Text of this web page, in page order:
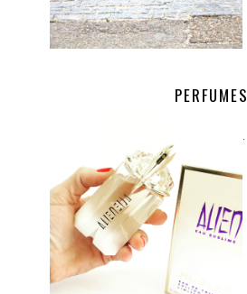
PERFUMES